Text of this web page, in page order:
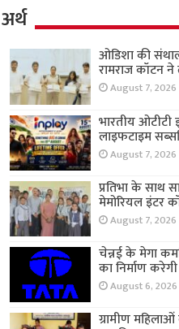
अर्थ
ओडिशा की
रामराज कॉटन ने
August 7, 2026
भारतीय
लाइफटाइम
August 7, 2026
प्रतिभा के साथ
मेमोरियल इंटर
August 7, 2026
चेन्नई के मेगा
का निर्माण
August 6, 2026
ग्रामीण